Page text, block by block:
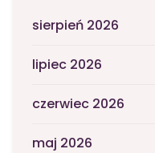
sierpień 2026
lipiec 2026
czerwiec 2026
maj 2026